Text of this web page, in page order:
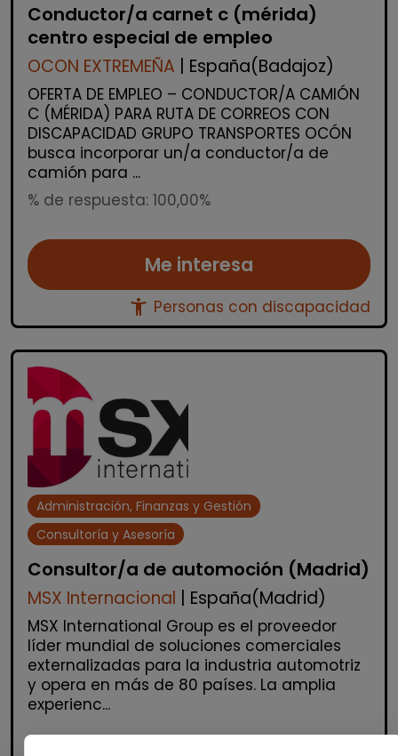
Conductor/a carnet c (mérida)
centro especial de empleo
OCON EXTREMEÑA | España(Badajoz)
OFERTA DE EMPLEO – CONDUCTOR/A CAMIÓN
C (MÉRIDA) PARA RUTA DE CORREOS CON
DISCAPACIDAD GRUPO TRANSPORTES OCÓN
busca incorporar un/a conductor/a de
camión para ...
% de respuesta: 100,00%
Me interesa
accessibility_new Personas con discapacidad
Administración, Finanzas y Gestión
Consultoría y Asesoría
Consultor/a de automoción (Madrid)
MSX Internacional | España(Madrid)
MSX International Group es el proveedor
líder mundial de soluciones comerciales
externalizadas para la industria automotriz
y opera en más de 80 países. La amplia
experienc...